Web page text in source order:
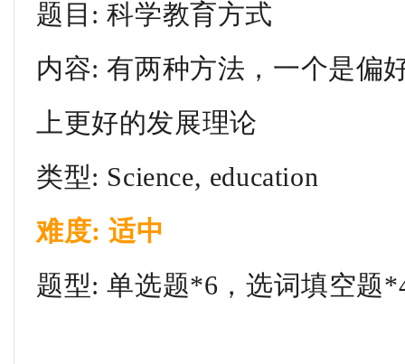
题目: 科学教育方式
内容: 有两种方法，一个是偏
上更好的发展理论
类型: Science, education
难度: 适中
题型: 单选题*6，选词填空题